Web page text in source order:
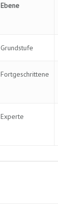
Ebene
Grundstufe
Fortgeschrittene
Experte